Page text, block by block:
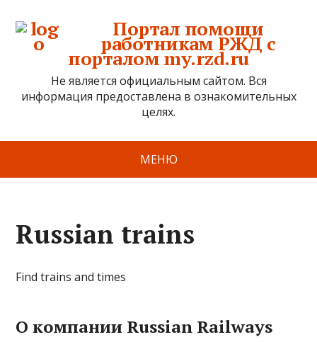
Портал помощи
работникам РЖД с
порталом my.rzd.ru
Не является официальным сайтом. Вся
информация предоставлена в ознакомительных
целях.
МЕНЮ
Russian trains
Find trains and times
О компании Russian Railways